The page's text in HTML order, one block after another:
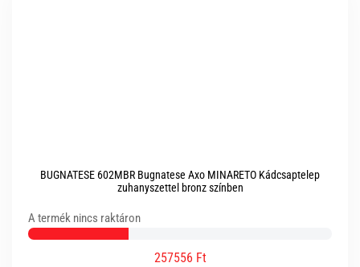
BUGNATESE 602MBR Bugnatese Axo MINARETO Kádcsaptelep
zuhanyszettel bronz színben
A termék nincs raktáron
257556 Ft